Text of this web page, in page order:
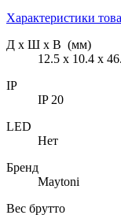
Характеристики
Д х Ш х В (мм)
12.5 х 10.4 х
IP
IP 20
LED
Нет
Бренд
Maytoni
Вес брутто